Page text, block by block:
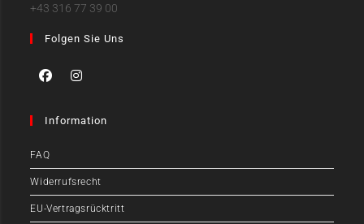
+43 316 77 39 00
Folgen Sie Uns
Information
FAQ
Widerrufsrecht
EU-Vertragsrücktritt